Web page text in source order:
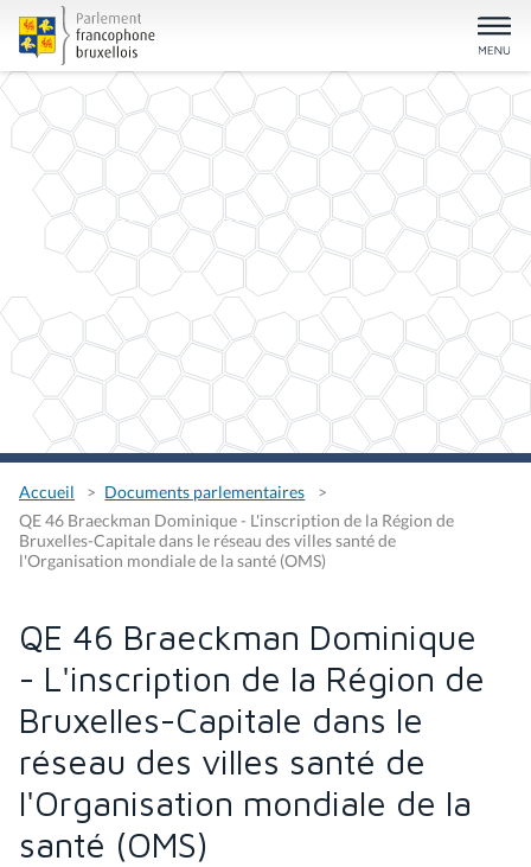
Accueil
Documents parlementaires
QE 46 Braeckman Dominique - L'inscription de la Région de
Bruxelles-Capitale dans le réseau des villes santé de
l'Organisation mondiale de la santé (OMS)
QE 46 Braeckman Dominique
- L'inscription de la Région de
Bruxelles-Capitale dans le
réseau des villes santé de
l'Organisation mondiale de la
santé (OMS)